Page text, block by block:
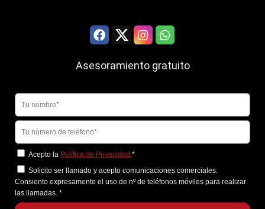
Asesoramiento gratuito
Acepto la Política de Privacidad.*
Solicito ser llamado y acepto comunicaciones comerciales.
Consiento expresamente el uso de nº de teléfonos móviles para realizar
las llamadas. *